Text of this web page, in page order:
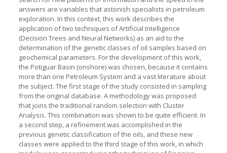
answers are variables that astonish specialists in petroleum
exploration. In this context, this work describes the
application of two techniques of Artificial Intelligence
(Decision Trees and Neural Networks) as an aid to the
determination of the genetic classes of oil samples based on
geochemical parameters. For the development of this work,
the Potiguar Basin (onshore) was chosen, because it contains
more than one Petroleum System and a vast literature about
the subject. The first stage of the study consisted in sampling
from the original database. A methodology was proposed
that joins the traditional random selection with Cluster
Analysis. This combination was shown to be quite efficient. In
a second step, a refinement was accomplished in the
previous genetic classification of the oils, and these new
classes were applied to the third stage of this work, in which